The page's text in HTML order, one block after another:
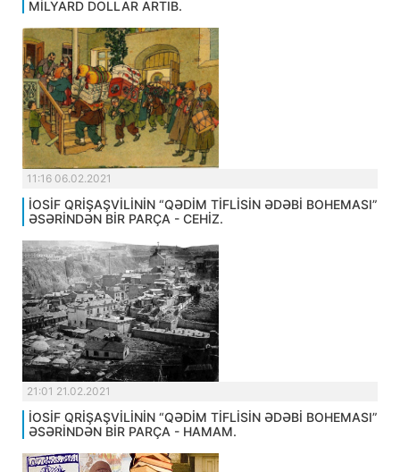
MİLYARD DOLLAR ARTIB.
11:16 06.02.2021
İOSİF QRİŞAŞVİLİNİN “QƏDİM TİFLİSİN ƏDƏBİ BOHEMASI”
ƏSƏRİNDƏN BİR PARÇA - CEHİZ.
21:01 21.02.2021
İOSİF QRİŞAŞVİLİNİN “QƏDİM TİFLİSİN ƏDƏBİ BOHEMASI”
ƏSƏRİNDƏN BİR PARÇA - HAMAM.